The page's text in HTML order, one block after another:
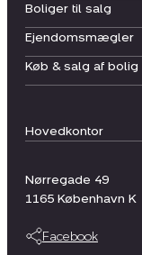
Hovedkontor
Nørregade 49
1165 København K
Facebook
Boliger til salg
Ejendomsmægler
Køb & salg af bolig